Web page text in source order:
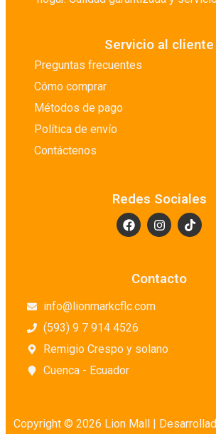
Servicio al cliente
Preguntas frecuentes
Cómo comprar
Métodos de pago
Política de envío
Contáctenos
Redes Sociales
Contacto
info@lionmarkcflc.com
(593) 9 7 914 4526
Remigio Crespo y solano
Cuenca - Ecuador
Copyright © 2026 Lion Mall |